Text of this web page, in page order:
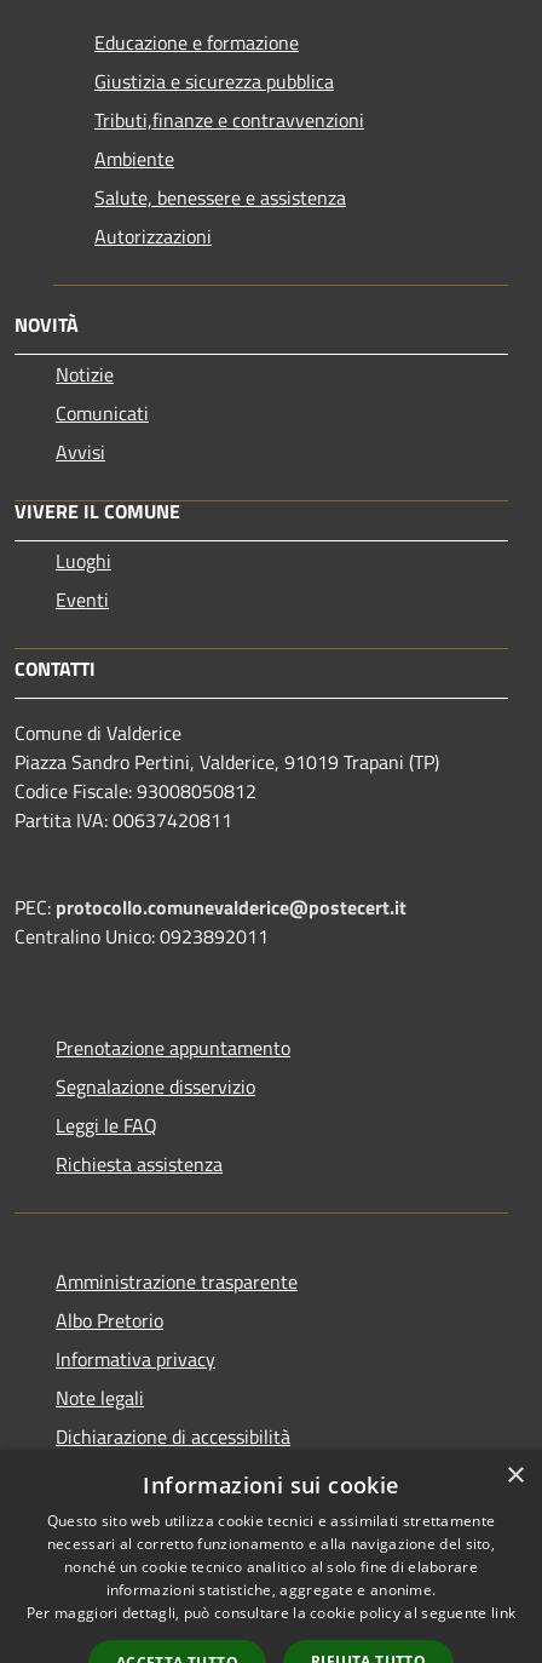
Educazione e formazione
Giustizia e sicurezza pubblica
Tributi,finanze e contravvenzioni
Ambiente
Salute, benessere e assistenza
Autorizzazioni
NOVITÀ
Notizie
Comunicati
Avvisi
VIVERE IL COMUNE
Luoghi
Eventi
CONTATTI
Comune di Valderice
Piazza Sandro Pertini, Valderice, 91019 Trapani (TP)
Codice Fiscale: 93008050812
Partita IVA: 00637420811
PEC: protocollo.comunevalderice@postecert.it
Centralino Unico: 0923892011
Prenotazione appuntamento
Segnalazione disservizio
Leggi le FAQ
Richiesta assistenza
Amministrazione trasparente
Albo Pretorio
Informativa privacy
Note legali
Dichiarazione di accessibilità
Informativa Privacy Videosorveglianza
Accessibilità
Copyright © 2026 • Comune di
Valderice • Powered by
Municipium• Accesso
×
Informazioni sui cookie
Questo sito web utilizza cookie tecnici e assimilati strettamente
necessari al corretto funzionamento e alla navigazione del sito,
nonché un cookie tecnico analitico al solo fine di elaborare
informazioni statistiche, aggregate e anonime.
Per maggiori dettagli, può consultare la cookie policy al seguente link